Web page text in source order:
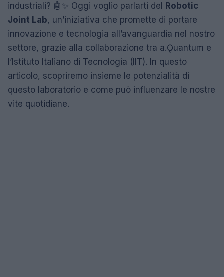
industriali? 🤖✨ Oggi voglio parlarti del
Robotic
Joint Lab, un’iniziativa che promette di portare
innovazione e tecnologia all’avanguardia nel nostro
settore, grazie alla collaborazione tra a.Ǫuantum e
l’Istituto Italiano di Tecnologia (IIT). In questo
articolo, scopriremo insieme le potenzialità di
questo laboratorio e come può influenzare le nostre
vite quotidiane.